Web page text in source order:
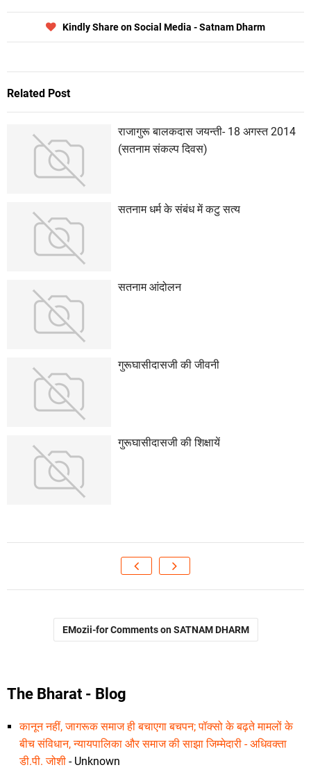
Kindly Share on Social Media - Satnam Dharm
Related Post
राजागुरू बालकदास जयन्ती- 18 अगस्त 2014
(सतनाम संकल्प दिवस)
सतनाम धर्म के संबंध में कटु सत्य
सतनाम आंदोलन
गुरूघासीदासजी की जीवनी
गुरूघासीदासजी की शिक्षायें
EMozii-for Comments on SATNAM DHARM
The Bharat - Blog
कानून नहीं, जागरूक समाज ही बचाएगा बचपन; पॉक्सो के बढ़ते मामलों के
बीच संविधान, न्यायपालिका और समाज की साझा जिम्मेदारी - अधिवक्ता
डी.पी. जोशी - Unknown